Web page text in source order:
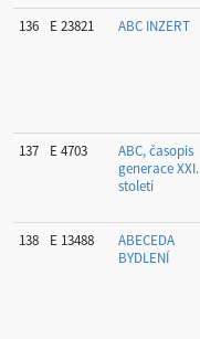
136 E 23821 ABC INZERT
137 E 4703
ABC, časopis
generace XXI.
století
138 E 13488
ABECEDA
BYDLENÍ